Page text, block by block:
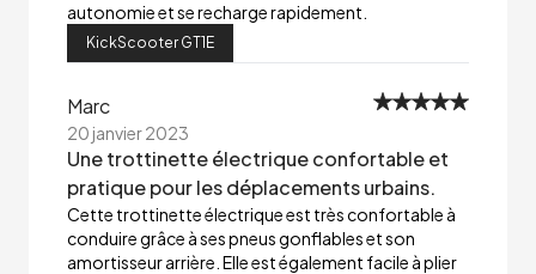
autonomie et se recharge rapidement.
KickScooter GT1E
Marc
20 janvier 2023
Une trottinette électrique confortable et
pratique pour les déplacements urbains.
Cette trottinette électrique est très confortable à
conduire grâce à ses pneus gonflables et son
amortisseur arrière. Elle est également facile à plier